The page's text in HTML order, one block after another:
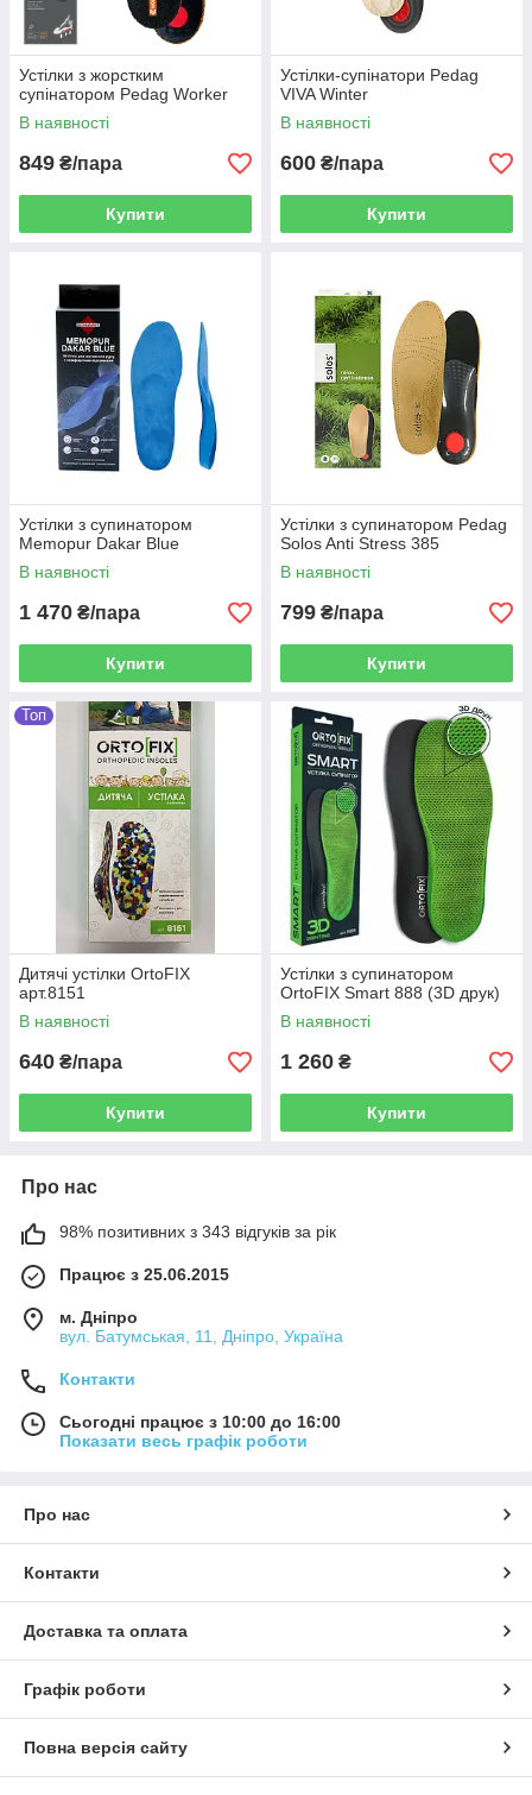
Устілки з жорстким
супінатором Pedag Worker
В наявності
849 ₴/пара
Купити
Устілки-супінатори Pedag
VIVA Winter
В наявності
600 ₴/пара
Купити
Устілки з супинатором
Memopur Dakar Blue
В наявності
1 470 ₴/пара
Купити
Устілки з супинатором Pedag
Solos Anti Stress 385
В наявності
799 ₴/пара
Купити
Топ
Дитячі устілки OrtoFIX
арт.8151
В наявності
640 ₴/пара
Купити
Устілки з супинатором
OrtoFIX Smart 888 (3D друк)
В наявності
1 260 ₴
Купити
Про нас
98% позитивних з 343 відгуків за рік
Працює з 25.06.2015
м. Дніпро
вул. Батумськая, 11, Дніпро, Україна
Контакти
Сьогодні працює з 10:00 до 16:00
Показати весь графік роботи
Про нас
Контакти
Доставка та оплата
Графік роботи
Повна версія сайту